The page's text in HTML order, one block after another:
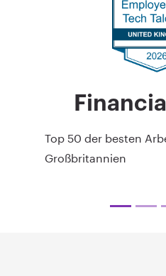
Top 50 der besten
Großbritannien